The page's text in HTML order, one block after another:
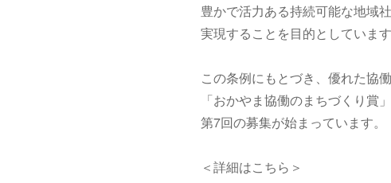
豊かで活力ある持続可能な地域
実現することを目的としています
この条例にもとづき、優れた協
「おかやま協働のまちづくり賞」
第7回の募集が始まっています。
＜詳細はこちら＞